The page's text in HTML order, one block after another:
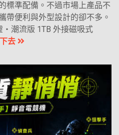
標準配備。不過市場上產品不
帶便利與外型設計的卻不多。
潮流版 1TB 外接磁吸式
去